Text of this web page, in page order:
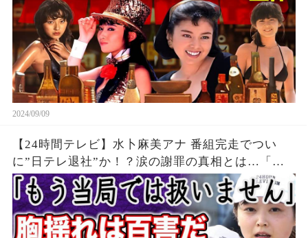
2024/09/09
【24時間テレビ】水卜麻美アナ 番組完走でつい
に”日テレ退社”か！？涙の謝罪の真相とは…「も
う使わない」やす子”バスト問題”などで炎上した
日本テレビとの深い溝がヤバすぎる！？